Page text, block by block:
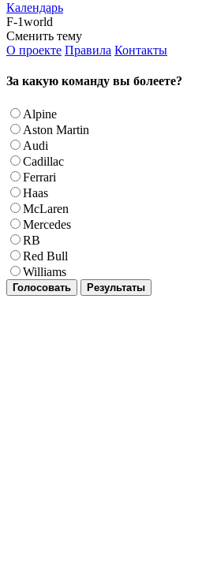
Календарь
F-1world
Сменить тему
О проекте Правила Контакты
За какую команду вы болеете?
Alpine
Aston Martin
Audi
Cadillac
Ferrari
Haas
McLaren
Mercedes
RB
Red Bull
Williams
Голосовать Результаты